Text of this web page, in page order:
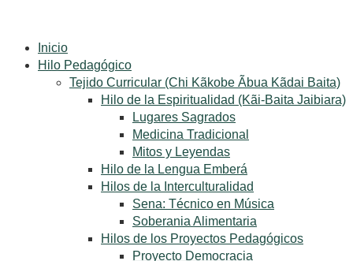
Inicio
Hilo Pedagógico
Tejido Curricular (Chi Kãkobe Ãbua Kãdai Baita)
Hilo de la Espiritualidad (Kãi-Baita Jaibiara)
Lugares Sagrados
Medicina Tradicional
Mitos y Leyendas
Hilo de la Lengua Emberá
Hilos de la Interculturalidad
Sena: Técnico en Música
Soberania Alimentaria
Hilos de los Proyectos Pedagógicos
Proyecto Democracia